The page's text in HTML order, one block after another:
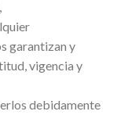
garantizan y
vigencia y
debidamente